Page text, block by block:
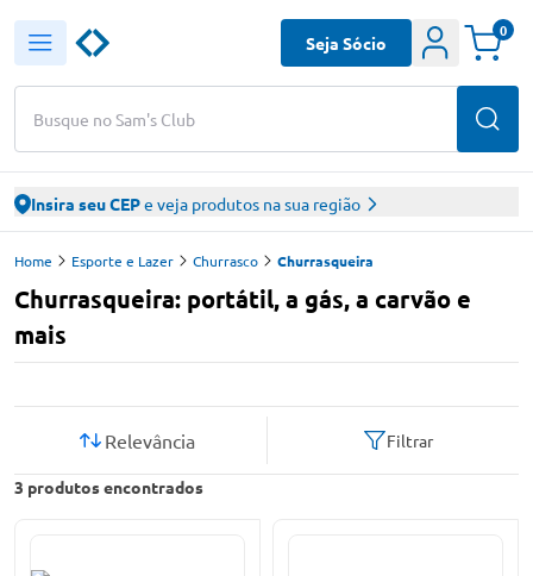
Busque no Sam's Club
Seja Sócio
0
Insira seu CEPe veja produtos na sua região
Home Esporte e Lazer Churrasco Churrasqueira
Churrasqueira: portátil, a gás, a carvão e
mais
3 produtos encontrados
Relevância Filtrar